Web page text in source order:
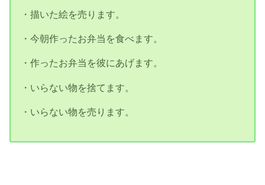
・描いた絵を売ります。
・今朝作ったお弁当を食べます。
・作ったお弁当を彼にあげます。
・いらない物を捨てます。
・いらない物を売ります。